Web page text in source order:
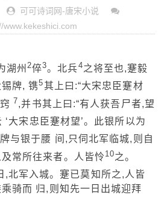
可可诗词网-唐宋小说
www.kekeshici.com
湖州 2倅3。北兵4之将至也,蹇毅
牌, 镌5其上曰:“大宋忠臣蹇材
7,并书其上曰:“有人获吾尸者,望
‘大宋忠臣蹇材望’。此银所以为
与银于腰 间,只伺北军临城,则自
常所往来者。人皆怜 10之。
,北军入城。蹇已莫知所之,人皆
骑而 归,则知先一日出城迎拜